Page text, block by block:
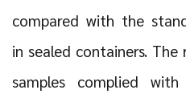
compared with the
in sealed containers.
samples complied